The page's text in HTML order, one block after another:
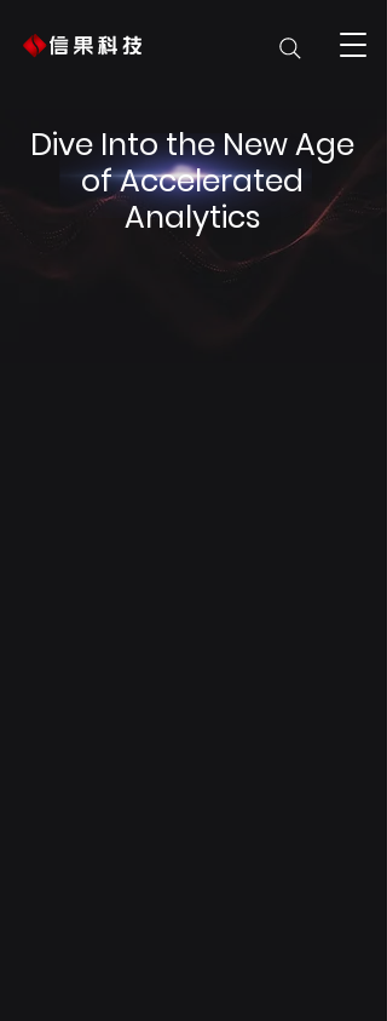
Dive Into the New Age
of Accelerated
Analytics